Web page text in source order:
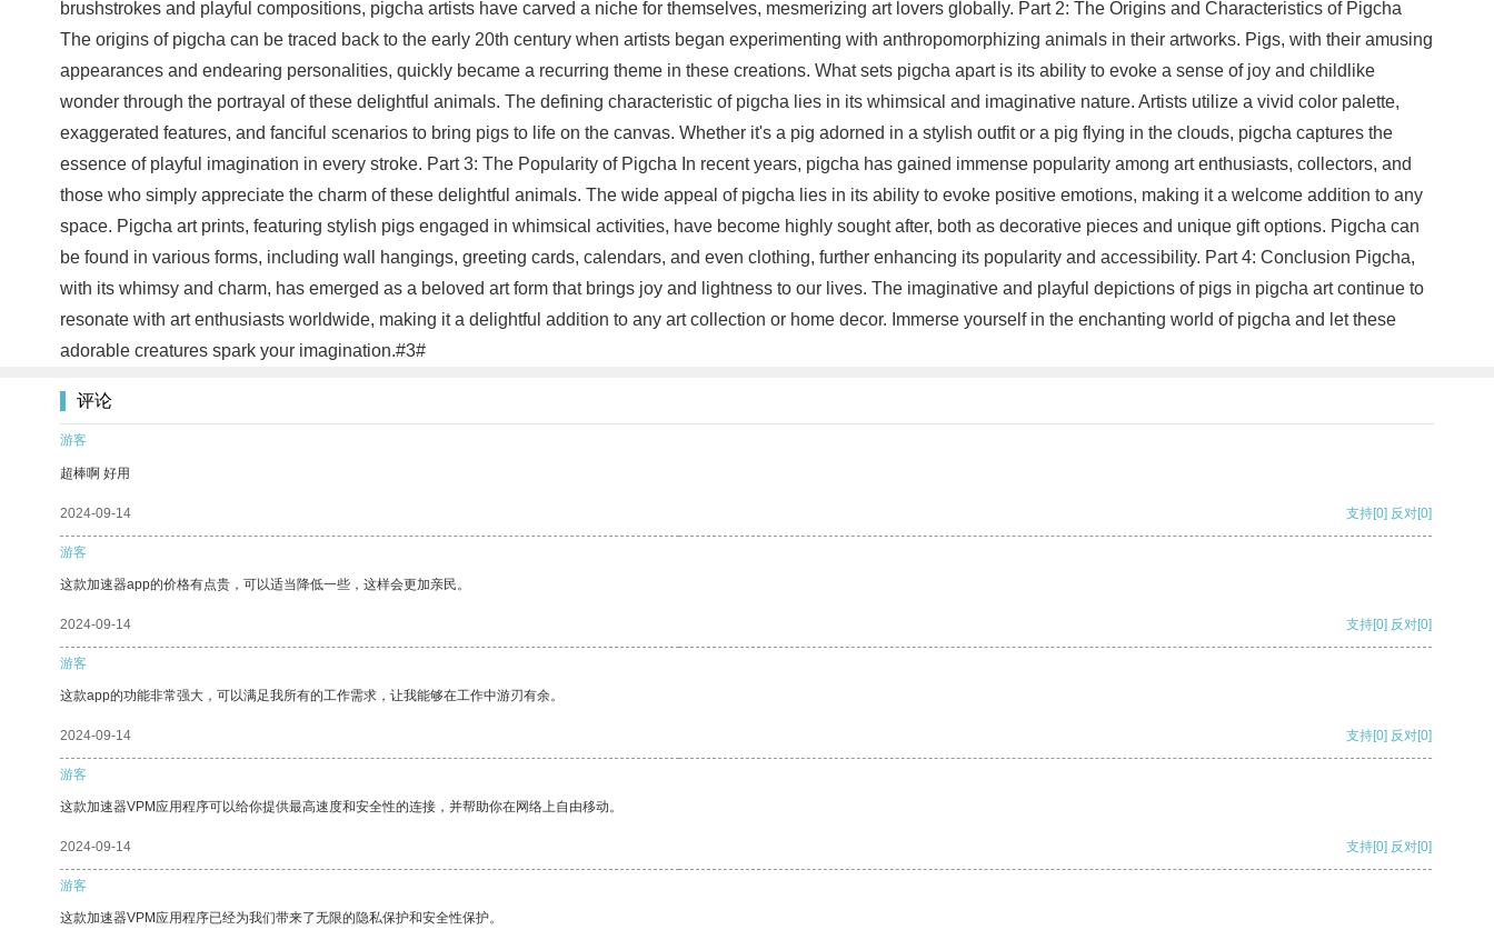
brushstrokes and playful compositions, pigcha artists have carved a niche for themselves, mesmerizing art lovers globally. Part 2: The Origins and Characteristics of Pigcha
The origins of pigcha can be traced back to the early 20th century when artists began experimenting with anthropomorphizing animals in their artworks. Pigs, with their amusing
appearances and endearing personalities, quickly became a recurring theme in these creations. What sets pigcha apart is its ability to evoke a sense of joy and childlike
wonder through the portrayal of these delightful animals. The defining characteristic of pigcha lies in its whimsical and imaginative nature. Artists utilize a vivid color palette,
exaggerated features, and fanciful scenarios to bring pigs to life on the canvas. Whether it's a pig adorned in a stylish outfit or a pig flying in the clouds, pigcha captures the
essence of playful imagination in every stroke. Part 3: The Popularity of Pigcha In recent years, pigcha has gained immense popularity among art enthusiasts, collectors, and
those who simply appreciate the charm of these delightful animals. The wide appeal of pigcha lies in its ability to evoke positive emotions, making it a welcome addition to any
space. Pigcha art prints, featuring stylish pigs engaged in whimsical activities, have become highly sought after, both as decorative pieces and unique gift options. Pigcha can
be found in various forms, including wall hangings, greeting cards, calendars, and even clothing, further enhancing its popularity and accessibility. Part 4: Conclusion Pigcha,
with its whimsy and charm, has emerged as a beloved art form that brings joy and lightness to our lives. The imaginative and playful depictions of pigs in pigcha art continue to
resonate with art enthusiasts worldwide, making it a delightful addition to any art collection or home decor. Immerse yourself in the enchanting world of pigcha and let these
adorable creatures spark your imagination.#3#
评论
游客
超棒啊 好用
2024-09-14 支持[0] 反对[0]
游客
这款加速器app的价格有点贵，可以适当降低一些，这样会更加亲民。
2024-09-14 支持[0] 反对[0]
游客
这款app的功能非常强大，可以满足我所有的工作需求，让我能够在工作中游刃有余。
2024-09-14 支持[0] 反对[0]
游客
这款加速器VPM应用程序可以给你提供最高速度和安全性的连接，并帮助你在网络上自由移动。
2024-09-14 支持[0] 反对[0]
游客
这款加速器VPM应用程序已经为我们带来了无限的隐私保护和安全性保护。